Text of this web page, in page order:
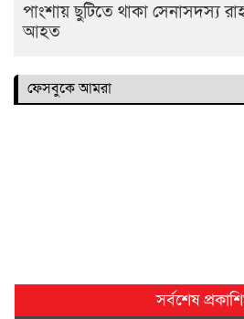
পাংশায় ছুটিতে থাকা সেনাসদস্য
আহত
ফেসবুকে আমরা
সর্বশেষ